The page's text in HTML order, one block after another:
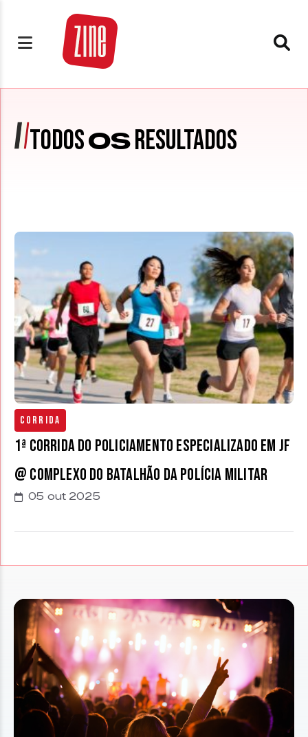
TODOSOSRESULTADOS
Corrida
1ª Corrida do Policiamento Especializado em JF
@ Complexo do Batalhão da Polícia Militar
05 out 2025